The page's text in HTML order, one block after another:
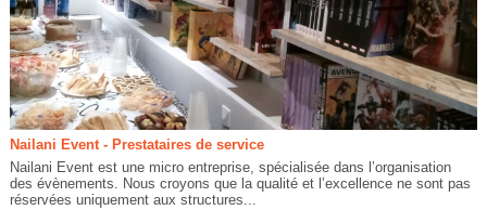
Nailani Event - Prestataires de service
Nailani Event est une micro entreprise, spécialisée dans l’organisation
des évènements. Nous croyons que la qualité et l’excellence ne sont pas
réservées uniquement aux structures...